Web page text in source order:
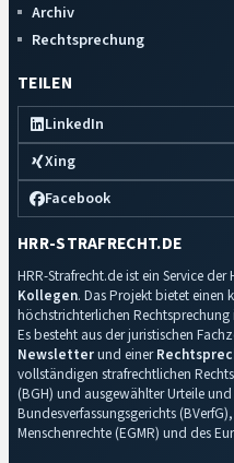
Archiv
Rechtsprechung
TEILEN
LinkedIn
Xing
Facebook
HRR-STRAFRECHT.DE
HRR-Strafrecht.de ist ein Service
Kollegen. Das Projekt bietet einen
höchstrichterlichen
Es besteht aus der juristischen
Newsletterund einer
vollständigen strafrechtlichen
(BGH) und ausgewählter Urteile und
Bundesverfassungsgerichts
Menschenrechte (EGMR) und des